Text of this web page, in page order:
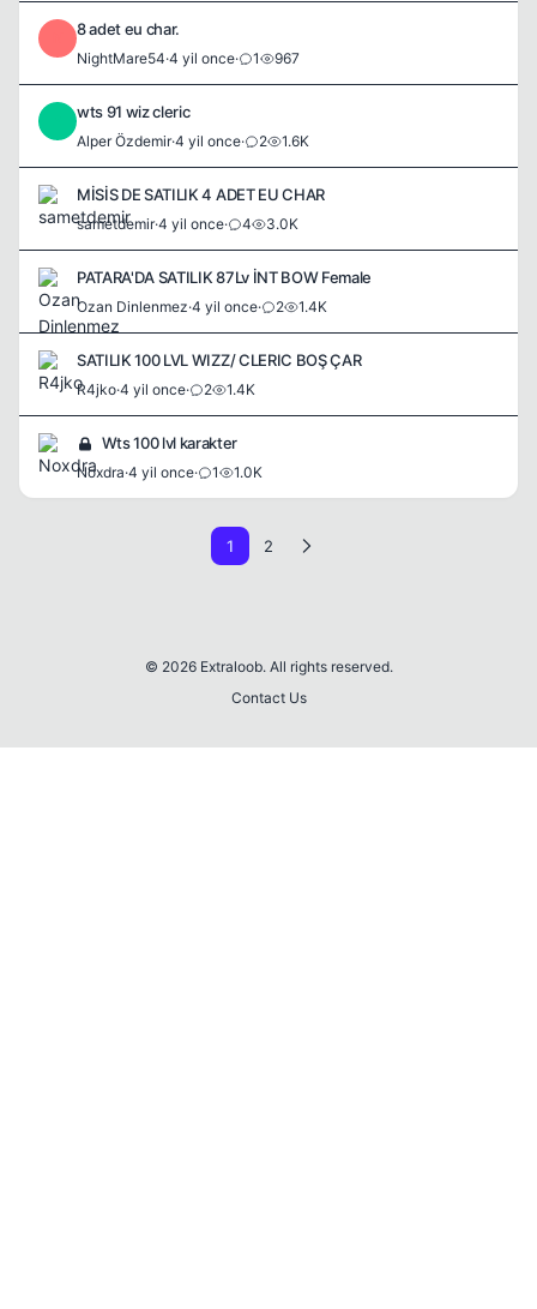
8 adet eu char.
NightMare54·4 yil once· 1 967
wts 91 wiz cleric
Alper Özdemir·4 yil once· 2 1.6K
MİSİS DE SATILIK 4 ADET EU CHAR
sametdemir·4 yil once· 4 3.0K
PATARA'DA SATILIK 87Lv İNT BOW Female
Ozan Dinlenmez·4 yil once· 2 1.4K
SATILIK 100 LVL WIZZ/ CLERIC BOŞ ÇAR
R4jko·4 yil once· 2 1.4K
Wts 100 lvl karakter
Noxdra·4 yil once· 1 1.0K
1 2
© 2026 Extraloob. All rights reserved.
Contact Us